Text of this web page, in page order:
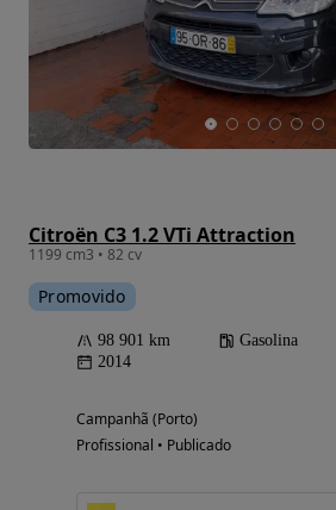
Citroën C3 1.2 VTi Attraction
1199 cm3 • 82 cv
Promovido
98 901 km Gasolina
2014
Campanhã (Porto)
Profissional • Publicado